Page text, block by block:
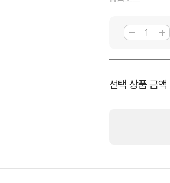
선택 상품 금액